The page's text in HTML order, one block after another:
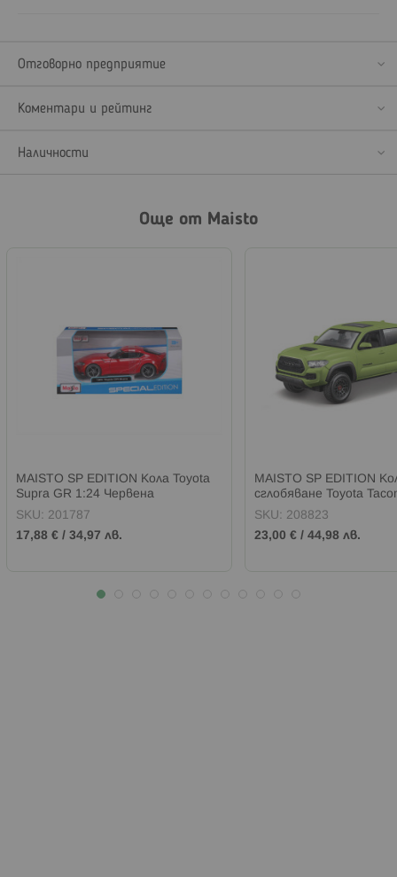
Отговорно предприятие
Коментари и рейтинг
Наличности
Още от Maisto
MAISTO SP EDITION Кола Toyota
Supra GR 1:24 Червена
SKU: 201787
17,88 € / 34,97 лв.
MAISTO SP EDITION
сглобяване Toyota
PRO
SKU: 208823
23,00 € / 44,98 лв.